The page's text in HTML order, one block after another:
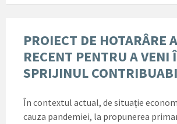
PROIECT DE HOTARÂRE
RECENT PENTRU A VENI
SPRIJINUL
În contextul actual, de situație
cauza pandemiei, la propunerea